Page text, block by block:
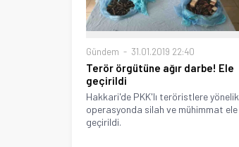
Gündem 31.01.2019 22:40
Terör örgütüne ağır darbe! Ele
geçirildi
Hakkari'de PKK'lı teröristlere yönelik
operasyonda silah ve mühimmat ele
geçirildi.